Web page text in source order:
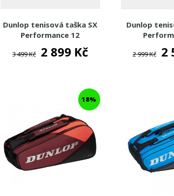
Dunlop tenisová taška SX
Performance 12
3 499 Kč 2 899 Kč
Dunlop
2 999 Kč 2
18%